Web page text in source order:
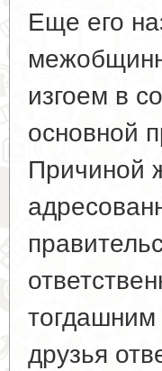
Еще его
изгоем в
основной
Причиной
друзья